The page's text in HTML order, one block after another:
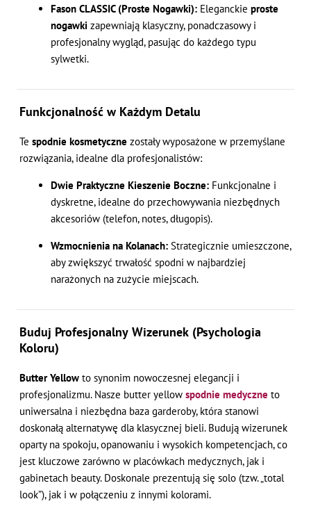
Fason CLASSIC (Proste Nogawki): Eleganckie proste
nogawki zapewniają klasyczny, ponadczasowy i
profesjonalny wygląd, pasując do każdego typu
sylwetki.
Funkcjonalność w Każdym Detalu
Te spodnie kosmetyczne zostały wyposażone w przemyślane
rozwiązania, idealne dla profesjonalistów:
Dwie Praktyczne Kieszenie Boczne: Funkcjonalne i
dyskretne, idealne do przechowywania niezbędnych
akcesoriów (telefon, notes, długopis).
Wzmocnienia na Kolanach: Strategicznie umieszczone,
aby zwiększyć trwałość spodni w najbardziej
narażonych na zużycie miejscach.
Buduj Profesjonalny Wizerunek (Psychologia
Koloru)
Butter Yellow to synonim nowoczesnej elegancji i
profesjonalizmu. Nasze butter yellow spodnie medyczne to
uniwersalna i niezbędna baza garderoby, która stanowi
doskonałą alternatywę dla klasycznej bieli. Budują wizerunek
oparty na spokoju, opanowaniu i wysokich kompetencjach, co
jest kluczowe zarówno w placówkach medycznych, jak i
gabinetach beauty. Doskonale prezentują się solo (tzw. „total
look”), jak i w połączeniu z innymi kolorami.